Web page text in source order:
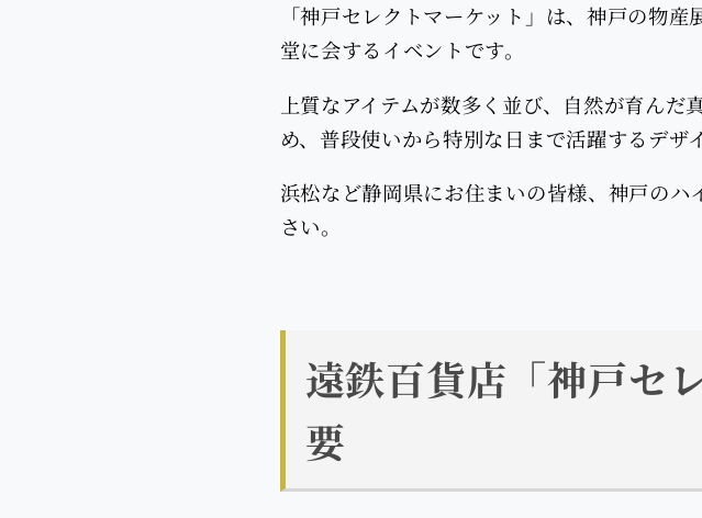
「神戸セレクトマーケット」は、神戸の物
堂に会するイベントです。
上質なアイテムが数多く並び、自然が育ん
め、普段使いから特別な日まで活躍するデザ
浜松など静岡県にお住まいの皆様、神戸の
さい。
遠鉄百貨店「神戸セ
要